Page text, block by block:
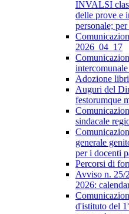
INVALSI
delle prove e
personale;
2026_04_17
Adozione
Auguri del
festorumque
sindacale
generale
per i docenti
Percorsi di
Avviso n. 25/
2026:
d'istituto del